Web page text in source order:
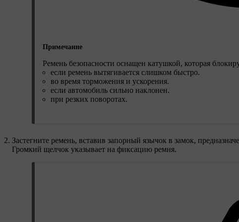
Примечание
Ремень безопасности оснащен катушкой, которая
если ремень вытягивается слишком быстро.
во время торможения и ускорения.
если автомобиль сильно наклонен.
при резких поворотах.
Застегните ремень, вставив запорный язычок в замок,
Громкий щелчок указывает на фиксацию ремня.